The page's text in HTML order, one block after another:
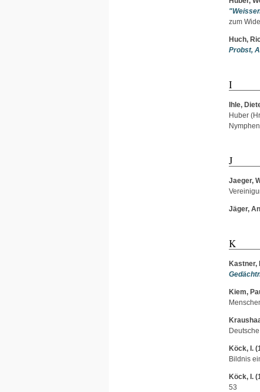
zum
Huch,
Probst,
I
Ihle,
Huber
J
Jaeger,
Jäger,
K
Kastner,
Kiem,
Köck, I.
Bildnis
Köck, I.
53